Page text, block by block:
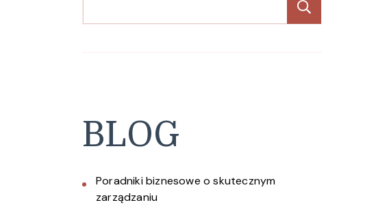
BLOG
Poradniki biznesowe o skutecznym
zarządzaniu